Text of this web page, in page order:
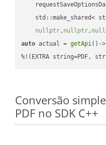
std::make_shared<
nullptr, nullptr,
auto actual = getApi()->
%!(EXTRA string=PDF,
Conversão
PDF no SDK C++